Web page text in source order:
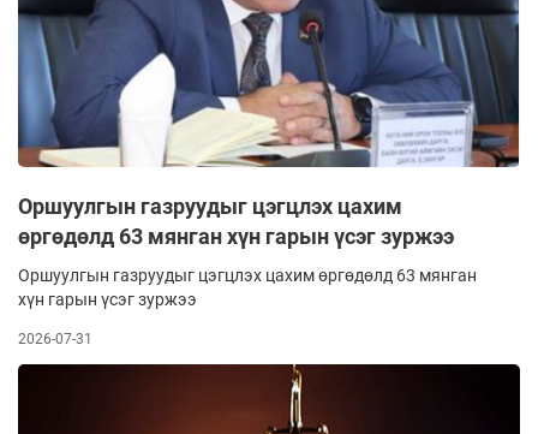
Оршуулгын газруудыг цэгцлэх цахим
өргөдөлд 63 мянган хүн гарын үсэг зуржээ
Оршуулгын газруудыг цэгцлэх цахим өргөдөлд 63 мянган
хүн гарын үсэг зуржээ
2026-07-31